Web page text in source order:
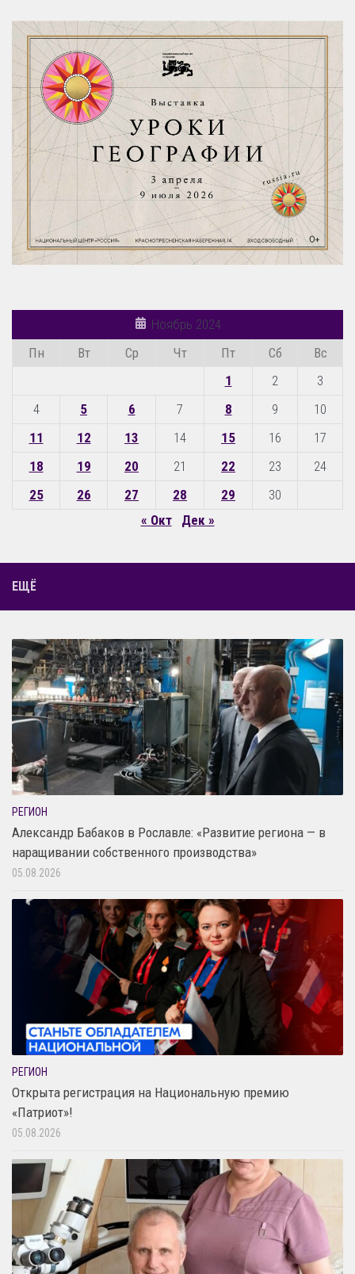
Ноябрь 2024
Пн
Вт Ср Чт Пт Сб
Вс
1
2
3
4
5 6 7 8 9
10
11
12 13 14 15 16
17
18
19 20 21 22 23
24
25
26 27 28 29
30
« Окт
Дек »
ЕЩЁ
РЕГИОН
Александр Бабаков в Рославле: «Развитие региона — в
наращивании собственного производства»
05.08.2026
РЕГИОН
Открыта регистрация на Национальную премию
«Патриот»!
05.08.2026